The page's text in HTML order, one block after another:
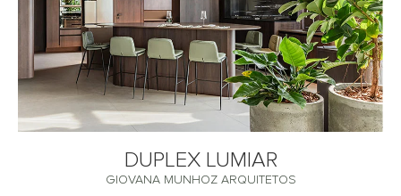
DUPLEX LUMIAR
GIOVANA MUNHOZ ARQUITETOS